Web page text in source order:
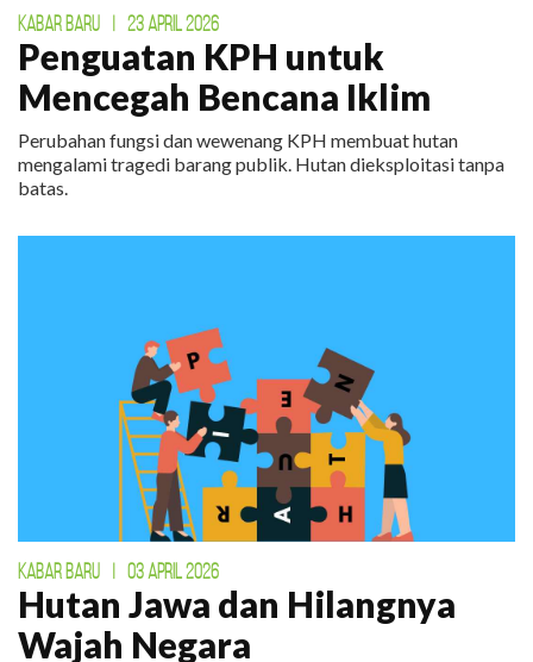
KABAR BARU | 23 APRIL 2026
Penguatan KPH untuk
Mencegah Bencana Iklim
Perubahan fungsi dan wewenang KPH membuat hutan
mengalami tragedi barang publik. Hutan dieksploitasi tanpa
batas.
KABAR BARU 03 APRIL 2026
Hutan Jawa dan Hilangnya
Wajah Negara